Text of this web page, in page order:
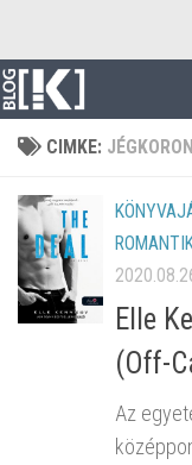
CIMKE:
Elle
(Off-
Az